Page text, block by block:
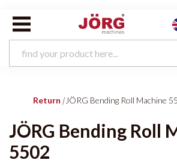
Return | JÖRG Bending Roll Machine
JÖRG Bending Roll
5502